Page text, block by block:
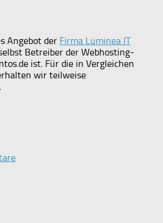
Angebot der Firma Luminea IT
Betreiber der Webhosting-
ist. Für die in Vergleichen
wir teilweise